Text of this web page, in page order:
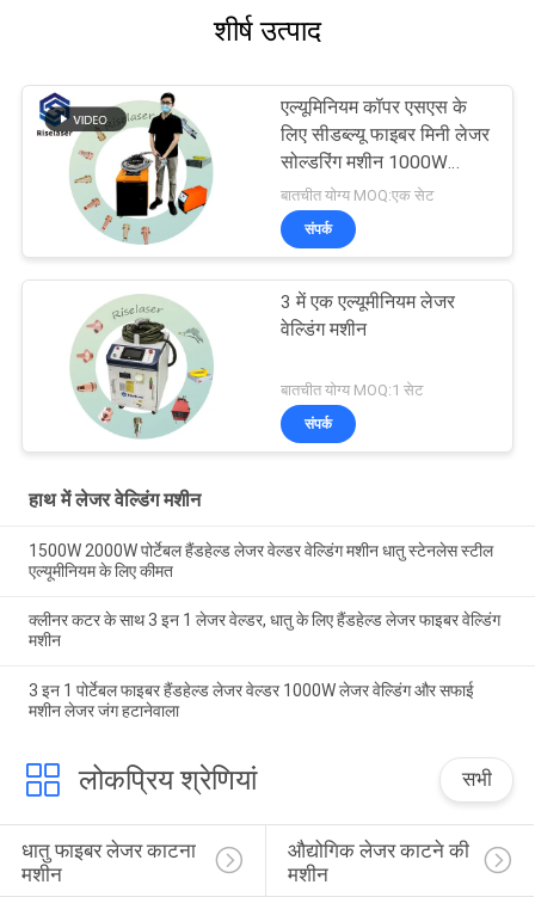
शीर्ष उत्पाद
एल्यूमिनियम कॉपर एसएस के
लिए सीडब्ल्यू फाइबर मिनी लेजर
सोल्डरिंग मशीन 1000W
1500W 2000W
बातचीत योग्य MOQ:एक सेट
संपर्क
3 में एक एल्यूमीनियम लेजर
वेल्डिंग मशीन
बातचीत योग्य MOQ:1 सेट
संपर्क
हाथ में लेजर वेल्डिंग मशीन
1500W 2000W पोर्टेबल हैंडहेल्ड लेजर वेल्डर वेल्डिंग मशीन धातु स्टेनलेस स्टील
एल्यूमीनियम के लिए कीमत
क्लीनर कटर के साथ 3 इन 1 लेजर वेल्डर, धातु के लिए हैंडहेल्ड लेजर फाइबर वेल्डिंग
मशीन
3 इन 1 पोर्टेबल फाइबर हैंडहेल्ड लेजर वेल्डर 1000W लेजर वेल्डिंग और सफाई
मशीन लेजर जंग हटानेवाला
लोकप्रिय श्रेणियां सभी
धातु फाइबर लेजर काटना
मशीन
औद्योगिक लेजर काटने की
मशीन